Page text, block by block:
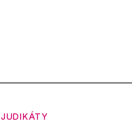
JUDIKÁTY